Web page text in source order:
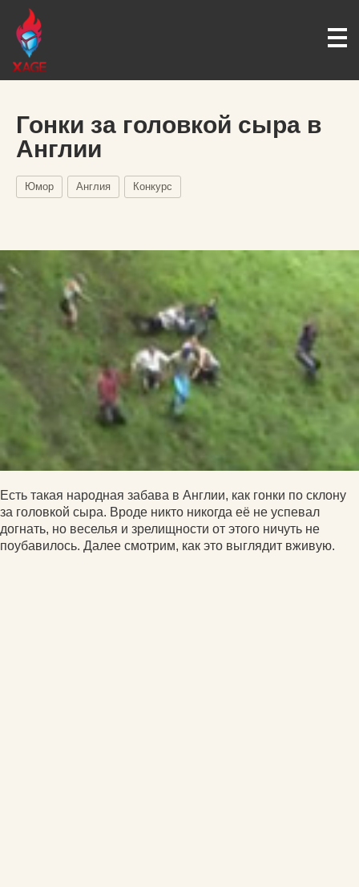
Гонки за головкой сыра в
Англии
Юмор Англия Конкурс
Есть такая народная забава в Англии, как гонки по склону
за головкой сыра. Вроде никто никогда её не успевал
догнать, но веселья и зрелищности от этого ничуть не
поубавилось. Далее смотрим, как это выглядит вживую.